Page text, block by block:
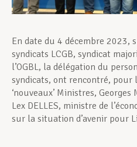
En date du 4 décembre 2023,
syndicats LCGB, syndicat
l’OGBL, la délégation du
syndicats, ont rencontré, pour
‘nouveaux’ Ministres,
Lex DELLES, ministre de
sur la situation d’avenir pour